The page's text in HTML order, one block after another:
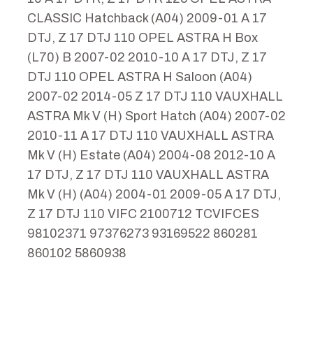
CLASSIC Hatchback (A04) 2009-01 A 17
DTJ, Z 17 DTJ 110 OPEL ASTRA H Box
(L70) B 2007-02 2010-10 A 17 DTJ, Z 17
DTJ 110 OPEL ASTRA H Saloon (A04)
2007-02 2014-05 Z 17 DTJ 110 VAUXHALL
ASTRA Mk V (H) Sport Hatch (A04) 2007-02
2010-11 A 17 DTJ 110 VAUXHALL ASTRA
Mk V (H) Estate (A04) 2004-08 2012-10 A
17 DTJ, Z 17 DTJ 110 VAUXHALL ASTRA
Mk V (H) (A04) 2004-01 2009-05 A 17 DTJ,
Z 17 DTJ 110 VIFC 2100712 TCVIFCES
98102371 97376273 93169522 860281
860102 5860938